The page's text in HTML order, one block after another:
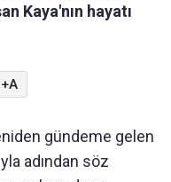
Kaya'nın hayatı
+A
gündeme gelen
adından söz